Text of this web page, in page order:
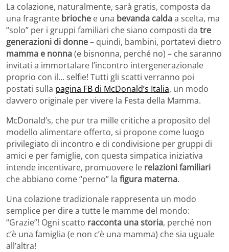
La colazione, naturalmente, sarà gratis, composta da
una fragrante brioche e una bevanda caldaa scelta, ma
“solo” per i gruppi familiari che siano composti da tre
generazioni di donne– quindi, bambini, portatevi dietro
mamma e nonna(e bisnonna, perché no) – che saranno
invitati a immortalare l’incontro intergenerazionale
proprio con il… selfie! Tutti gli scatti verranno poi
postati sulla pagina FB di McDonald’s Italia, un modo
davvero originale per vivere la Festa della Mamma.
McDonald’s, che pur tra mille critiche a proposito del
modello alimentare offerto, si propone come luogo
privilegiato di incontro e di condivisione per gruppi di
amici e per famiglie, con questa simpatica iniziativa
intende incentivare, promuovere le relazioni familiari
che abbiano come “perno” la figura materna.
Una colazione tradizionale rappresenta un modo
semplice per dire a tutte le mamme del mondo:
“Grazie”! Ogni scatto racconta una storia, perché non
c’è una famiglia (e non c’è una mamma) che sia uguale
all’altra!